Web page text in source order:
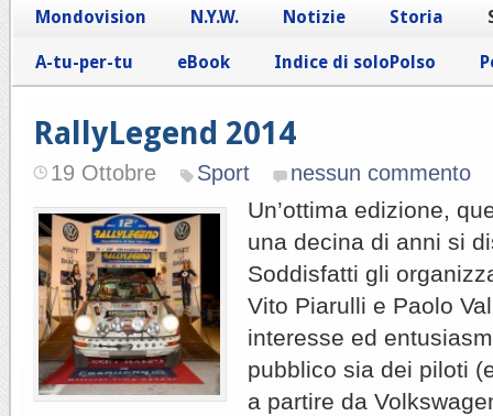
Mondovision N.Y.W. Notizie Storia
A-tu-per-tu eBook Indice di soloPolso
RallyLegend 2014
19 Ottobre Sport nessun commento
Un’ottima edizione,
una decina di anni si
Soddisfatti gli
Vito Piarulli e Paolo
interesse ed
pubblico sia dei piloti
a partire da